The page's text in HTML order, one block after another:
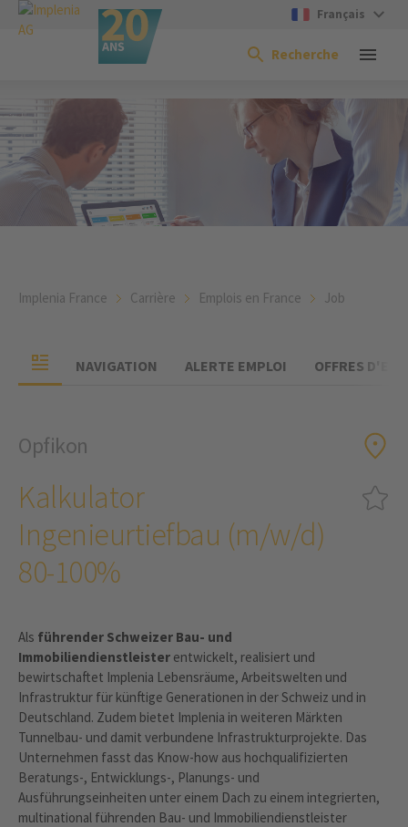
Français
Recherche
Implenia France Carrière Emplois en France Job
NAVIGATION ALERTE EMPLOI OFFRES
Opfikon
Kalkulator
Ingenieurtiefbau (m/w/d)
80-100%
Als führender Schweizer Bau- und
Immobiliendienstleister entwickelt, realisiert und
bewirtschaftet Implenia Lebensräume, Arbeitswelten und
Infrastruktur für künftige Generationen in der Schweiz und in
Deutschland. Zudem bietet Implenia in weiteren Märkten
Tunnelbau- und damit verbundene Infrastrukturprojekte. Das
Unternehmen fasst das Know-how aus hochqualifizierten
Beratungs-, Entwicklungs-, Planungs- und
Ausführungseinheiten unter einem Dach zu einem integrierten,
multinational führenden Bau- und Immobiliendienstleister